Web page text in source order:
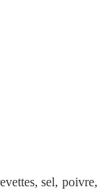
sel, poivre,